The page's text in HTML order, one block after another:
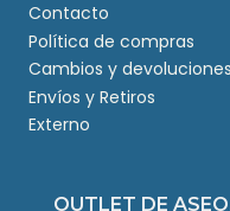
Contacto
Política de compras
Cambios y devoluciones
Envíos y Retiros
Externo
OUTLET DE